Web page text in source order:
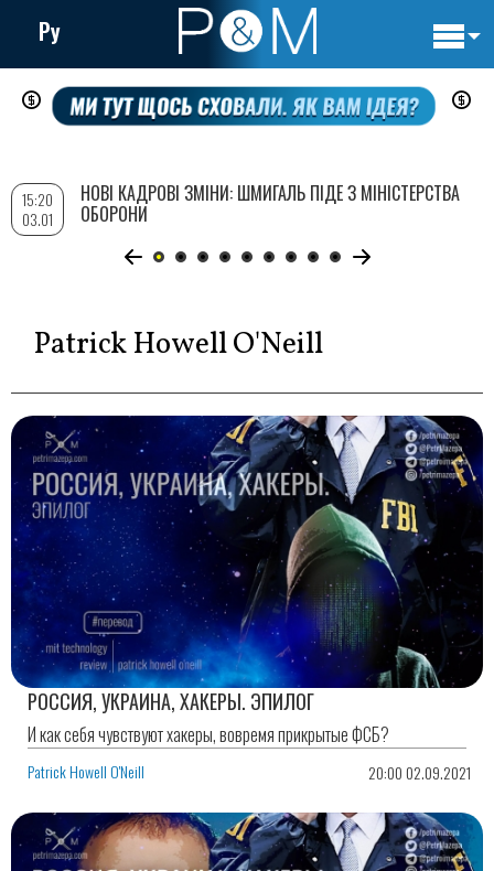
Перейти
до
вмісту
Ру
Patrick Howell O'Neill
РОССИЯ, УКРАИНА, ХАКЕРЫ. ЭПИЛОГ
И как себя чувствуют хакеры, вовремя прикрытые ФСБ?
Patrick Howell O'Neill 20:00 02.09.2021
15:20
03.01
НОВІ КАДРОВІ ЗМІНИ: ШМИГАЛЬ ПІДЕ З МІНІСТЕРСТВА
ОБОРОНИ